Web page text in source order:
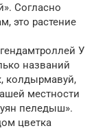
Согласно
это растение
У
названий
колдырмавуй,
местности
пеледыш».
цветка